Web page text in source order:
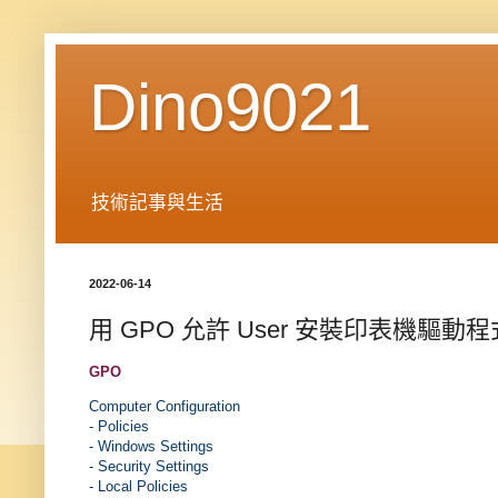
Dino9021
技術記事與生活
2022-06-14
用 GPO 允許 User 安裝印表機驅動程
GPO
Computer Configuration
- Policies
- Windows Settings
- Security Settings
- Local Policies